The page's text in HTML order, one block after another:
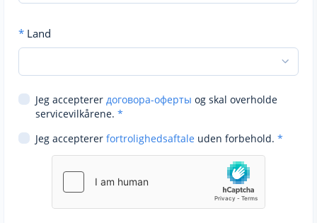
* Land
Jeg accepterer договора-оферты og skal overholde
servicevilkårene. *
Jeg accepterer fortrolighedsaftale uden forbehold. *